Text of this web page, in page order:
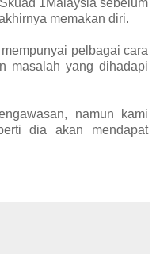
memakan diri.
pelbagai cara
masalah yang dihadapi
namun kami
dia akan mendapat